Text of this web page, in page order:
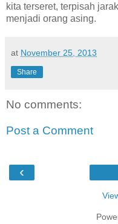
kita terseret, terpisah
menjadi orang asing.
at November 25, 2013
Share
No comments:
Post a Comment
‹